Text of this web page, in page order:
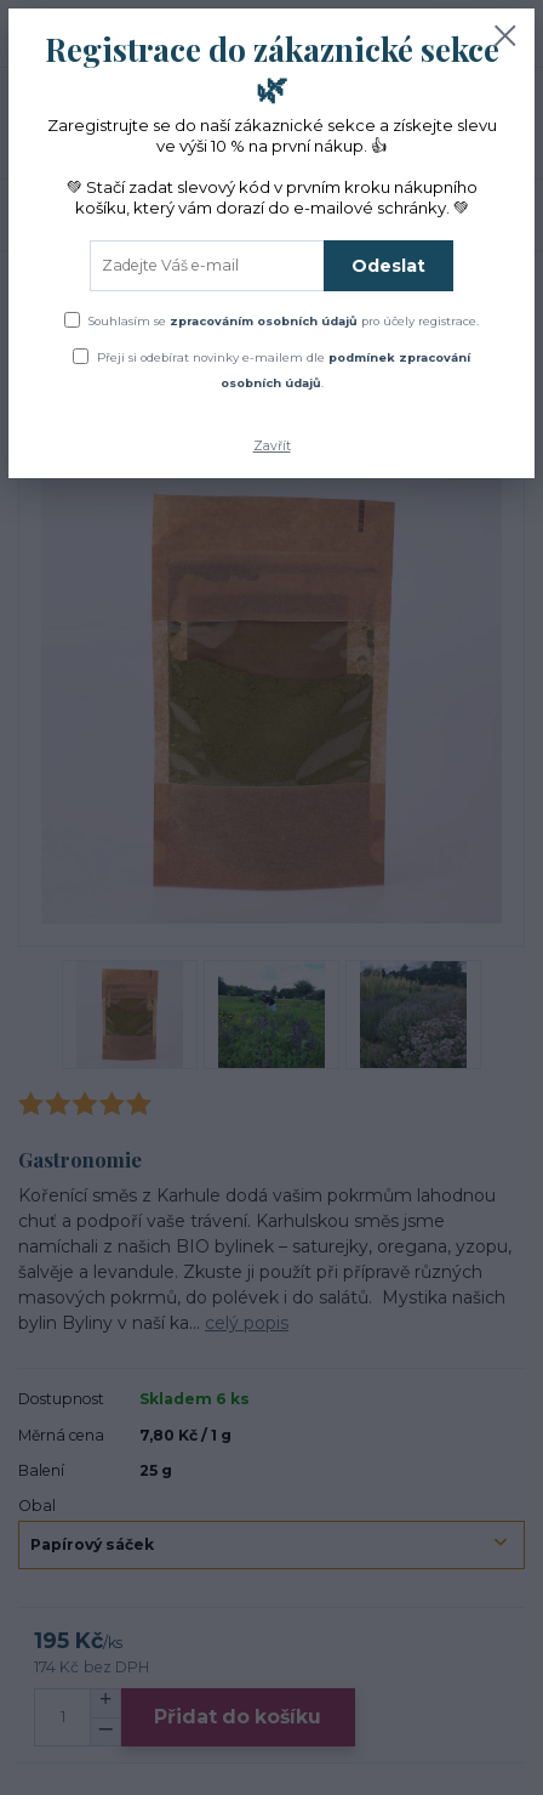
Menu
CZK
Hledat
(Po-Pá, 10-16 hod.)
0ks
0 Kč
Bylinky Koření a sirupy BIO kořenící směs Karhulská
BIO kořenící směs
Karhulská
Gastronomie
Kořenící směs z Karhule dodá vašim pokrmům lahodnou
chuť a podpoří vaše trávení. Karhulskou směs jsme
namíchali z našich BIO bylinek – saturejky, oregana, yzopu,
šalvěje a levandule. Zkuste ji použít při přípravě různých
masových pokrmů, do polévek i do salátů. Mystika našich
bylin Byliny v naší ka... celý popis
Dostupnost
Skladem 6 ks
Měrná cena
7,80 Kč / 1 g
Balení
25 g
Obal
195 Kč/ks
174 Kč bez DPH
Přidat do košíku
Registrace do zákaznické sekce
🌿
Zaregistrujte se do naší zákaznické sekce a získejte slevu
ve výši 10 % na první nákup. 👍
💚 Stačí zadat slevový kód v prvním kroku nákupního
košíku, který vám dorazí do e-mailové schránky. 💚
Odeslat
Souhlasím se zpracováním osobních údajů pro účely registrace.
Přeji si odebírat novinky e-mailem dle podmínek zpracování
osobních údajů
Zavřít